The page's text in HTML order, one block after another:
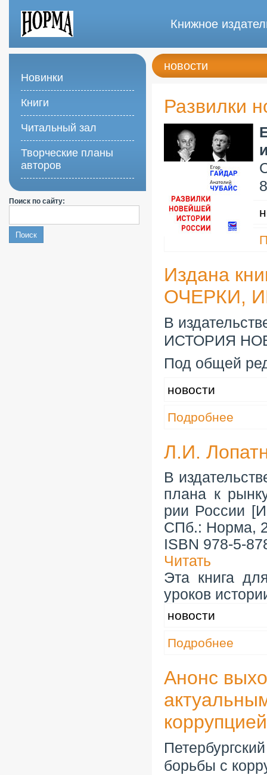
Книжное
новости
Развилки
Издана
ОЧЕРКИ,
В
ИСТОРИЯ
Под общей
новости
Подробнее
Л.И.
В
плана к
рии России
СПб.: Норма,
ISBN 978-5-
Читать
Эта книга
уроков
новости
Подробнее
Анонс
коррупцией
борьбы с
Новинки
Книги
Читальный зал
Творческие планы
авторов
Поиск по сайту: